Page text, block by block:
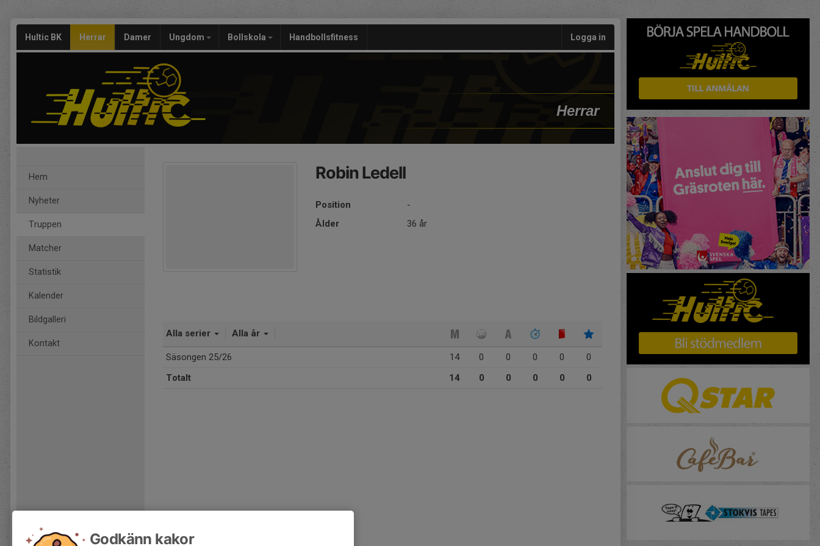
Hultic BK Herrar Damer Ungdom Bollskola Handbollsfitness Logga in
Herrar
Hem
Nyheter
Truppen
Matcher
Statistik
Kalender
Bildgalleri
Kontakt
Robin Ledell
Position
-
Ålder
36 år
Alla serier Alla år
Säsongen 25/26 14 0 0 0 0
0
Totalt
14 0 0 0 0 0
Godkänn kakor